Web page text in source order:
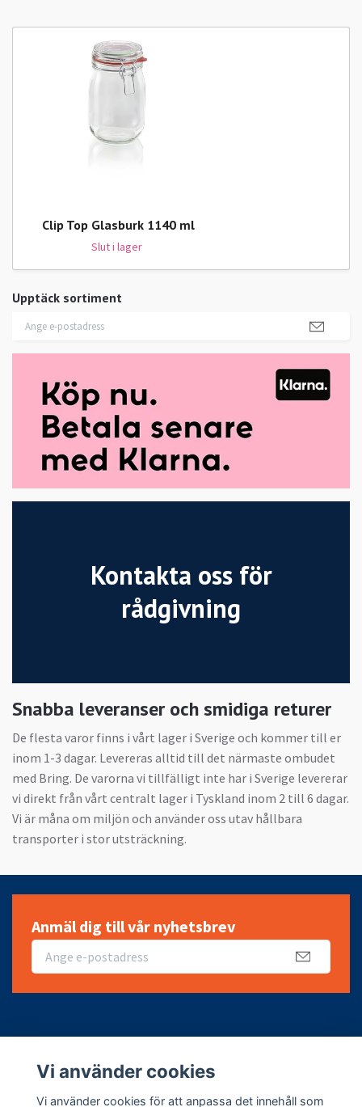
Upptäck sortiment
Kontakta oss för
rådgivning
Snabba leveranser och smidiga returer
De flesta varor finns i vårt lager i Sverige och kommer till er
inom 1-3 dagar. Levereras alltid till det närmaste ombudet
med Bring. De varorna vi tillfälligt inte har i Sverige levererar
vi direkt från vårt centralt lager i Tyskland inom 2 till 6 dagar.
Vi är måna om miljön och använder oss utav hållbara
transporter i stor utsträckning.
Clip Top Glasburk 1140 ml
Slut i lager
Anmäl dig till vår nyhetsbrev
Sociala medier
Vi använder cookies
Vi använder cookies för att anpassa det innehåll som